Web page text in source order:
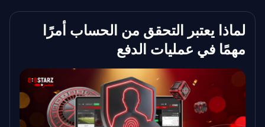
لماذا يعتبر التحقق من الحساب أمرًا
مهمًا في عمليات الدفع